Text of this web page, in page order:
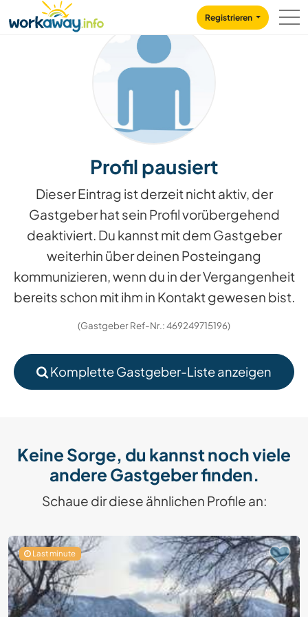
CONTENT
MAIN NAVIGATION
Registrieren
Profil pausiert
Dieser Eintrag ist derzeit nicht aktiv, der
Gastgeber hat sein Profil vorübergehend
deaktiviert. Du kannst mit dem Gastgeber
weiterhin über deinen Posteingang
kommunizieren, wenn du in der Vergangenheit
bereits schon mit ihm in Kontakt gewesen bist.
(Gastgeber Ref-Nr.: 469249715196)
Komplette Gastgeber-Liste anzeigen
Keine Sorge, du kannst noch viele
andere Gastgeber finden.
Schaue dir diese ähnlichen Profile an:
Last minute